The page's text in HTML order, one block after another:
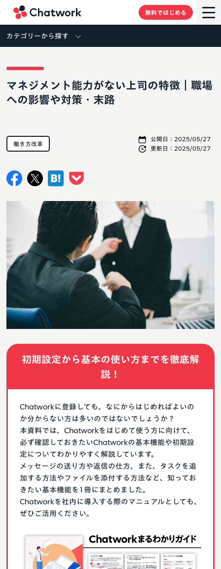
無料ではじめる
カテゴリーから探す
マネジメント能力がない上司の特徴｜職場
への影響や対策・末路
公開日： 2025/05/27
更新日： 2025/05/27
働き方改革
初期設定から基本の使い方までを徹底解
説！
Chatworkに登録しても、なにからはじめればよいの
か分からない方は多いのではないでしょうか？
本資料では、Chatworkをはじめて使う方に向けて、
必ず確認しておきたいChatworkの基本機能や初期設
定についてわかりやすく解説しています。
メッセージの送り方や返信の仕方、また、タスクを追
加する方法やファイルを添付する方法など、知ってお
きたい基本機能を1冊にまとめました。
Chatworkを社内に導入する際のマニュアルとしても、
ぜひご活用ください。